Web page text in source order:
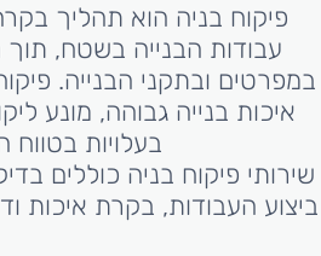
פיקוח בניה הוא תהליך
עבודות הבנייה בשטח,
במפרטים ובתקני הבנייה.
איכות בנייה גבוהה, מונע
בעלויות בטווח
שירותי פיקוח בניה כוללים
ביצוע העבודות, בקרת איכות